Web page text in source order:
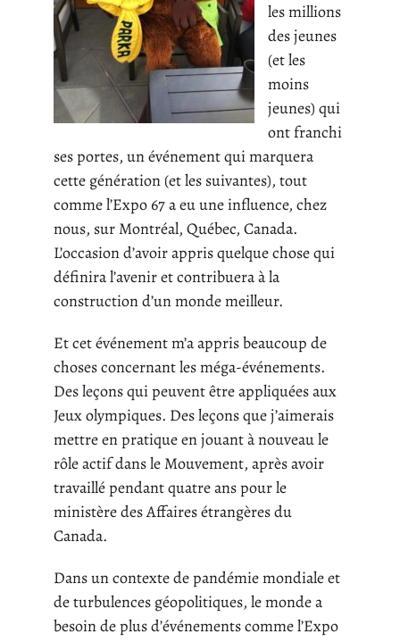
les millions
des jeunes
(et les
moins
jeunes) qui
ont franchi
ses portes, un événement qui marquera
cette génération (et les suivantes), tout
comme l’Expo 67 a eu une influence, chez
nous, sur Montréal, Québec, Canada.
L’occasion d’avoir appris quelque chose qui
définira l’avenir et contribuera à la
construction d’un monde meilleur.
Et cet événement m’a appris beaucoup de
choses concernant les méga-événements.
Des leçons qui peuvent être appliquées aux
Jeux olympiques. Des leçons que j’aimerais
mettre en pratique en jouant à nouveau le
rôle actif dans le Mouvement, après avoir
travaillé pendant quatre ans pour le
ministère des Affaires étrangères du
Canada.
Dans un contexte de pandémie mondiale et
de turbulences géopolitiques, le monde a
besoin de plus d’événements comme l’Expo